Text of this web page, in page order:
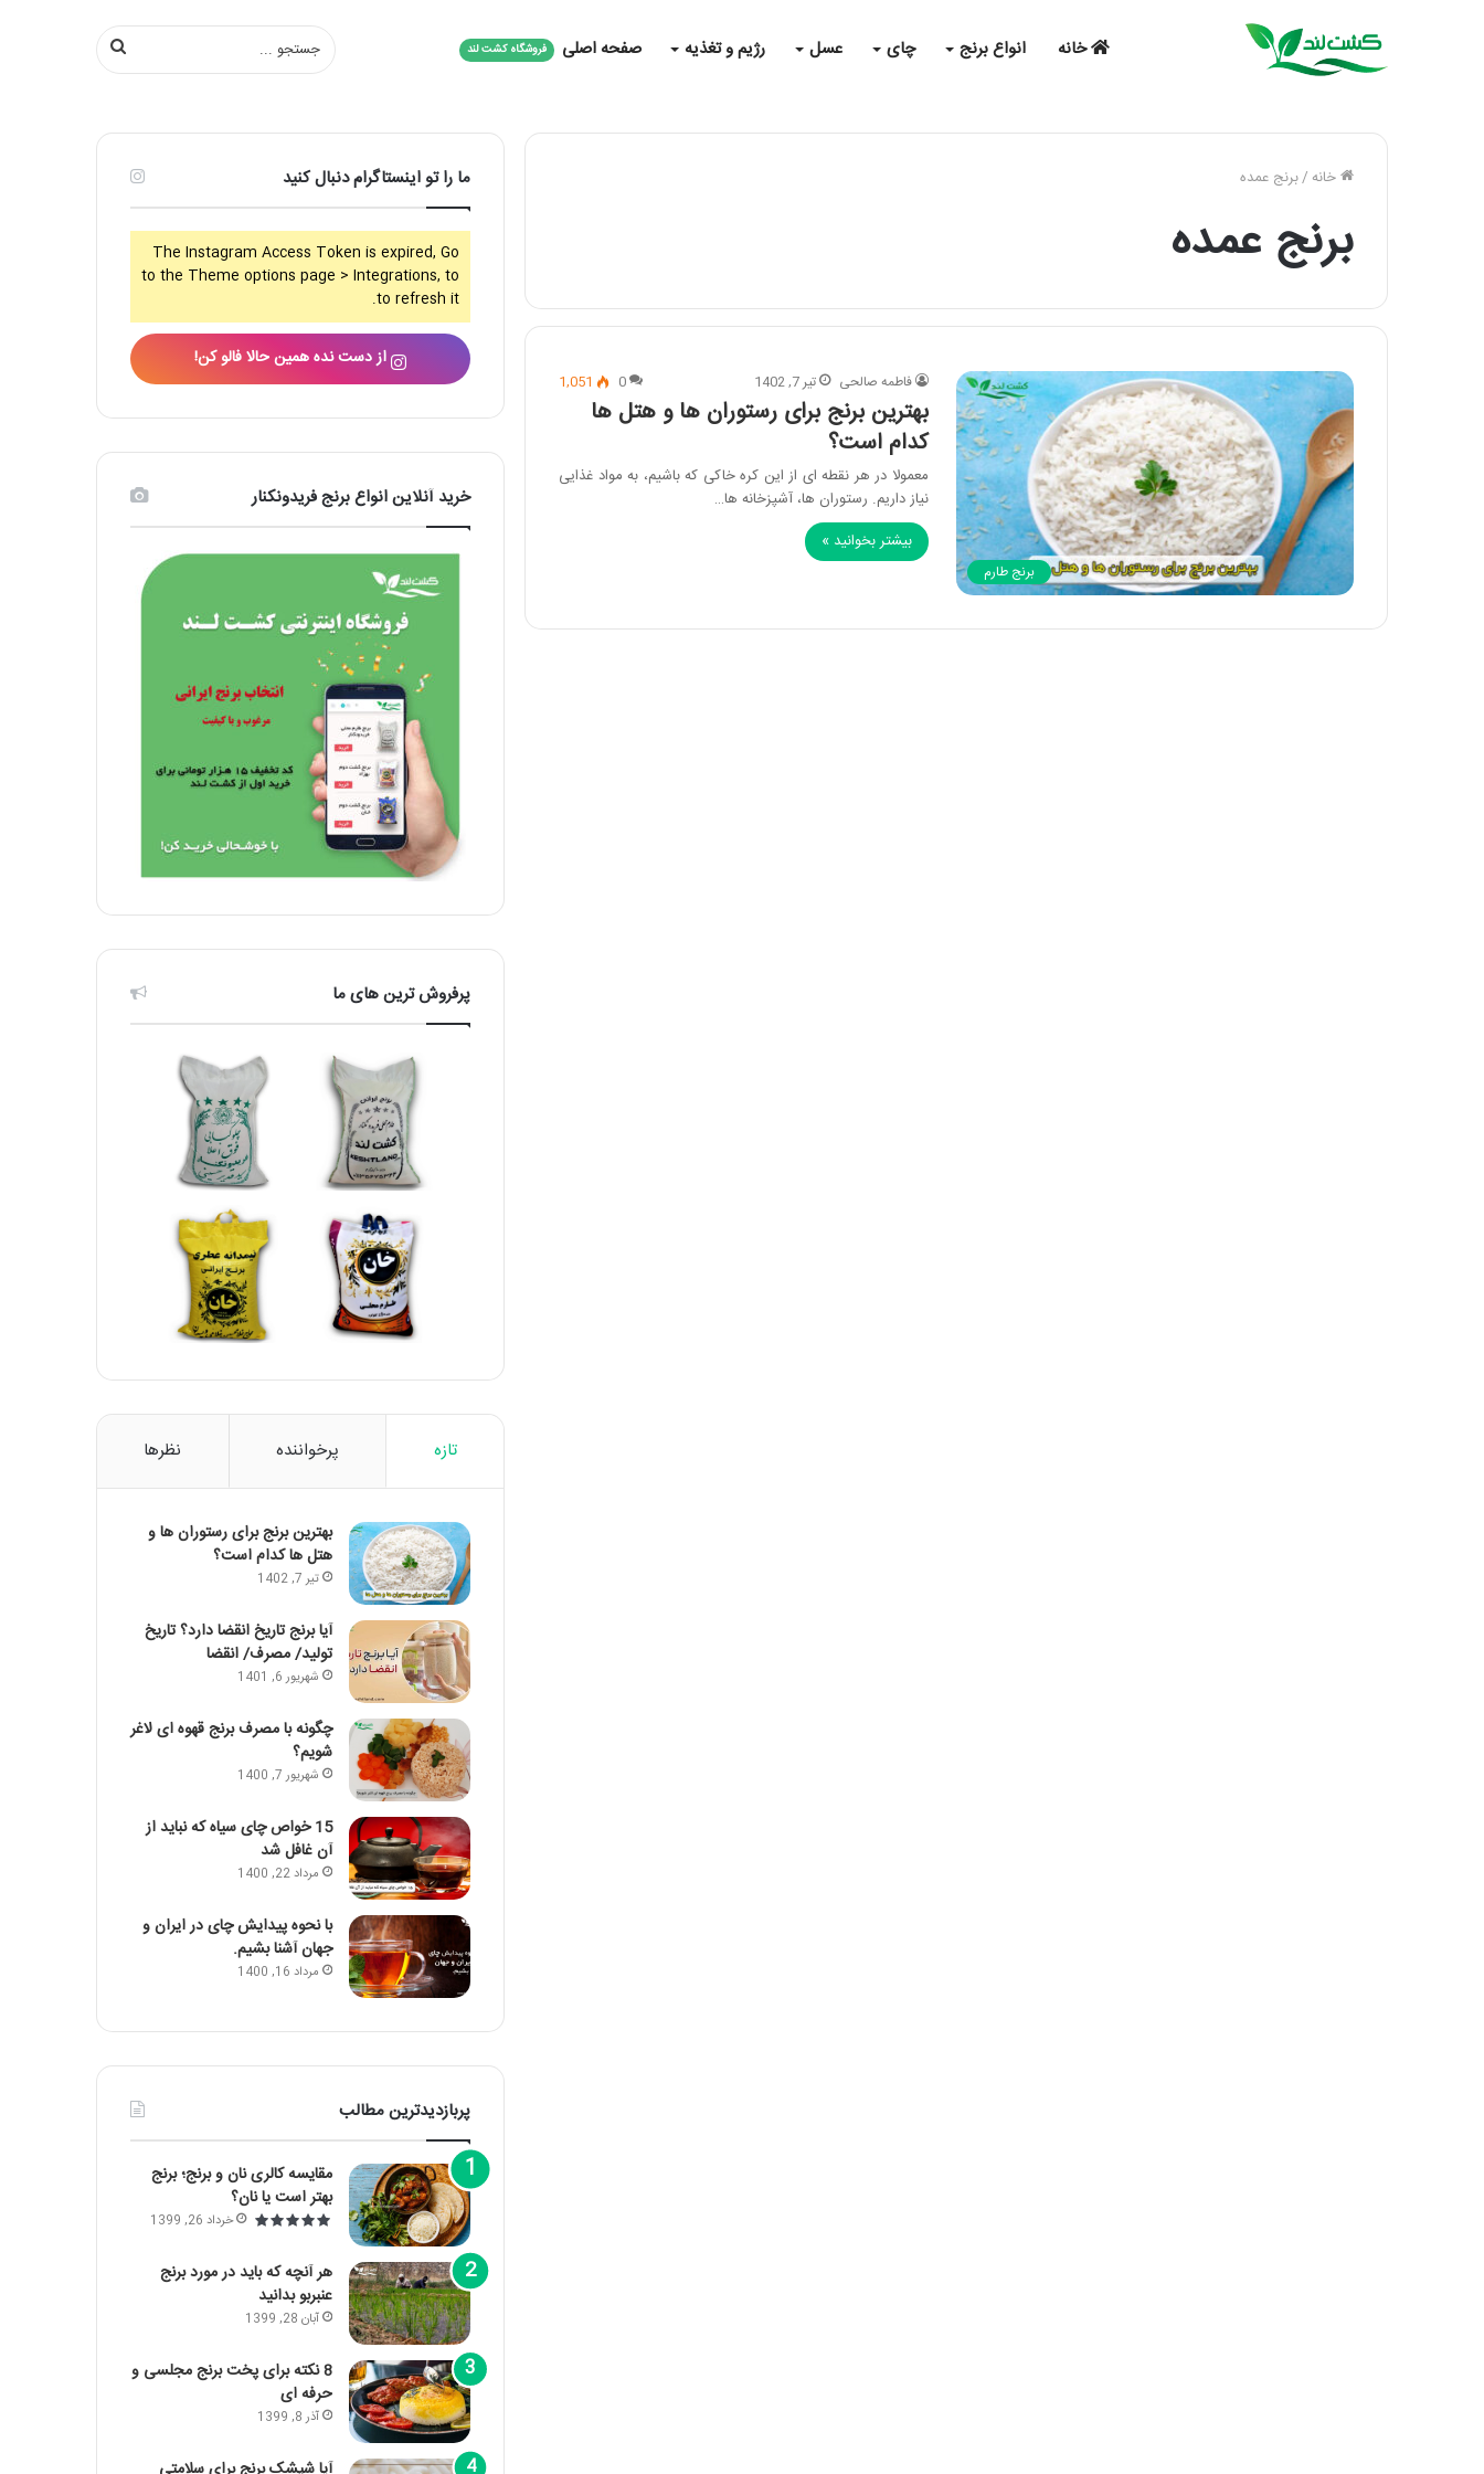
خانه انواع برنج چای عسل رژیم و تغذیه صفحه اصلی فروشگاه کشت لند جستجو
خانه/برنج عمده
برنج عمده
برنج طارم
فاطمه صالحی تیر 7, 1402 0
1,051
بهترین برنج برای رستوران ها و هتل ها
کدام است؟
معمولا در هر نقطه ای از این کره خاکی که باشیم، به مواد غذایی
نیاز داریم. رستوران ها، آشپزخانه ها…
بیشتر بخوانید »
ما را تو اینستاگرام دنبال کنید
The Instagram Access Token is expired, Go
to the Theme options page > Integrations, to
to refresh it.
از دست نده همین حالا فالو کن!
خرید آنلاین انواع برنج فریدونکنار
پرفروش ترین های ما
تازه پرخواننده نظرها
بهترین برنج برای رستوران ها و
هتل ها کدام است؟
تیر 7, 1402
آیا برنج تاریخ انقضا دارد؟ تاریخ
تولید/ مصرف/ انقضا
شهریور 6, 1401
چگونه با مصرف برنج قهوه ای لاغر
شویم؟
شهریور 7, 1400
15 خواص چای سیاه که نباید از
آن غافل شد
مرداد 22, 1400
با نحوه پیدایش چای در ایران و
جهان آشنا بشیم.
مرداد 16, 1400
پربازدیدترین مطالب
مقایسه کالری نان و برنج؛ برنج
بهتر است یا نان؟
خرداد 26, 1399
هر آنچه که باید در مورد برنج
عنبربو بدانید
آبان 28, 1399
8 نکته برای پخت برنج مجلسی و
حرفه ای
آذر 8, 1399